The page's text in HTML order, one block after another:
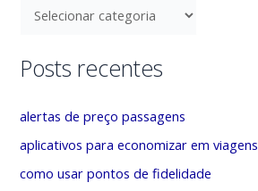
a
p
o
r
t
g
Posts recentes
alertas de preço passagens
aplicativos para economizar em viagens
como usar pontos de fidelidade